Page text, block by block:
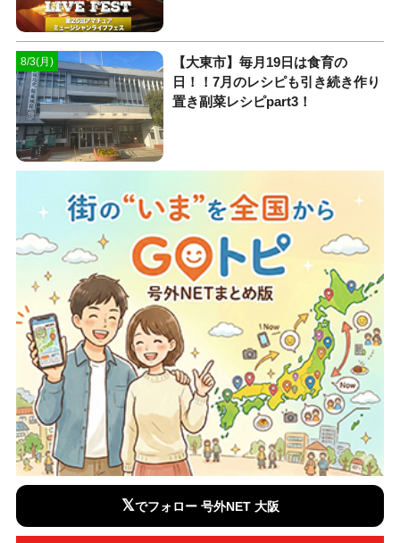
8/3(月)
【大東市】毎月19日は食育の
日！！7月のレシピも引き続き作り
置き副菜レシピpart3！
𝕏でフォロー 号外NET 大阪